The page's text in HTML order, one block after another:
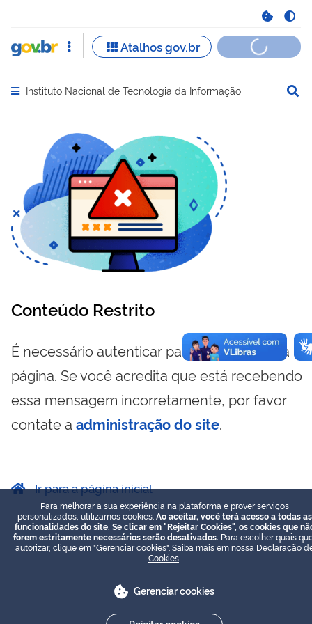
Abrir menu principal de navegação
Instituto Nacional de Tecnologia da Informação
Conteúdo Restrito
É necessário autenticar para visualizar essa
página. Se você acredita que está recebendo
essa mensagem incorretamente, por favor
contate a administração do site.
Ir para a página inicial
Para melhorar a sua experiência na plataforma e prover serviços
personalizados, utilizamos cookies. Ao aceitar, você terá acesso a todas as
funcionalidades do site. Se clicar em "Rejeitar Cookies", os cookies que
forem estritamente necessários serão desativados. Para escolher quais
autorizar, clique em "Gerenciar cookies". Saiba mais em nossa Declaração
Cookies
Gerenciar cookies